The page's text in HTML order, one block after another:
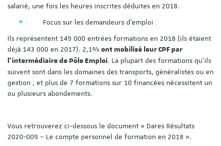
salarié, une fois les heures inscrites déduites en 2018.
Focus sur les demandeurs d’emploi :
Ils représentent 149 000 entrées formations en 2018 (ils étaient
déjà 143 000 en 2017). 2,1% ont mobilisé leur CPF par
l’intermédiaire de Pôle Emploi. La plupart des formations qu’ils
suivent sont dans les domaines des transports, généralistes ou en
gestion ; et plus de 7 formations sur 10 financées nécessitent un
ou plusieurs abondements.
Vous retrouverez ci-dessous le document « Dares Résultats
2020-009 – Le compte personnel de formation en 2018 ».